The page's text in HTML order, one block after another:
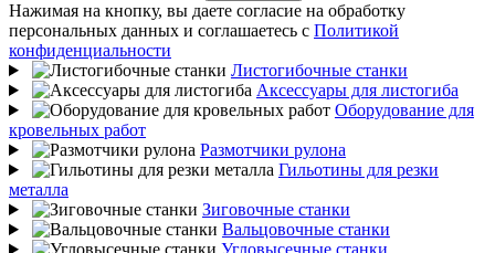
Нажимая на кнопку, вы даете согласие на обработку
персональных данных и соглашаетесь с Политикой
конфиденциальности
Листогибочные станки
Аксессуары для листогиба
Оборудование для
кровельных работ
Размотчики рулона
Гильотины для резки
металла
Зиговочные станки
Вальцовочные станки
Угловысечные станки